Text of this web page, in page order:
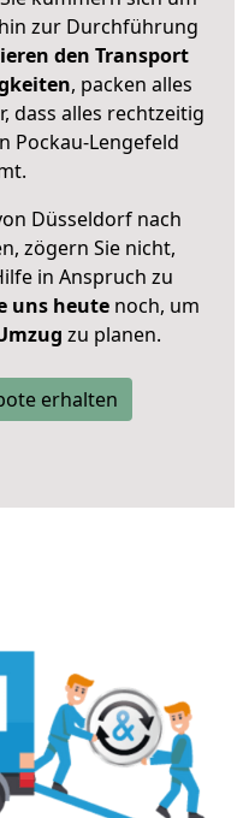
zur Durchführung
den Transport
, packen alles
dass alles rechtzeitig
Pockau-Lengefeld
Düsseldorf nach
zögern Sie nicht,
in Anspruch zu
uns heutenoch, um
zu planen.
erhalten